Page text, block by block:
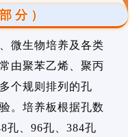
分）
微生物培养及各类
由聚苯乙烯、聚丙
个规则排列的孔
。培养板根据孔数
孔、96孔、384孔